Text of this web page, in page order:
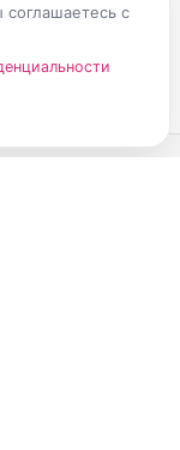
соглашаетесь с